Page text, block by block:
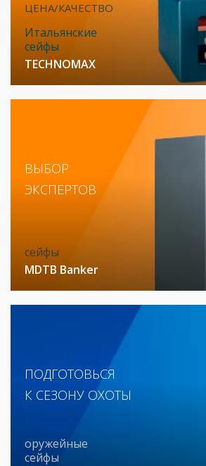
ЦЕНА/КАЧЕСТВО
Итальянские
сейфы
TECHNOMAX
ВЫБОР
ЭКСПЕРТОВ
сейфы
MDTB Banker
ПОДГОТОВЬСЯ
К СЕЗОНУ ОХОТЫ
оружейные
сейфы